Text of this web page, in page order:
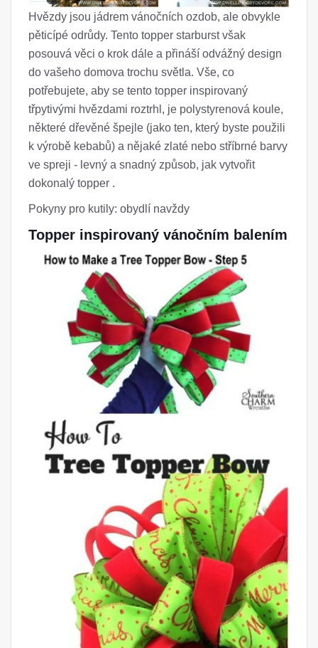
Hvězdy jsou jádrem vánočních ozdob, ale obvykle
pěticípé odrůdy. Tento topper starburst však
posouvá věci o krok dále a přináší odvážný design
do vašeho domova trochu světla. Vše, co
potřebujete, aby se tento topper inspirovaný
třpytivými hvězdami roztrhl, je polystyrenová koule,
některé dřevěné špejle (jako ten, který byste použili
k výrobě kebabů) a nějaké zlaté nebo stříbrné barvy
ve spreji - levný a snadný způsob, jak vytvořit
dokonalý topper .
Pokyny pro kutily: obydlí navždy
Topper inspirovaný vánočním balením